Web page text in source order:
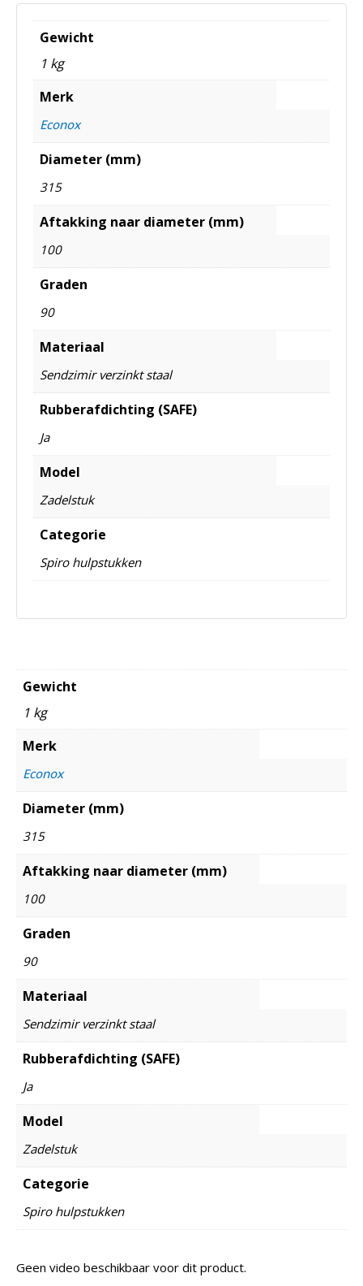
Gewicht
1 kg
Merk
Econox
Diameter (mm)
315
Aftakking naar diameter (mm)
100
Graden
90
Materiaal
Sendzimir verzinkt staal
Rubberafdichting (SAFE)
Ja
Model
Zadelstuk
Categorie
Spiro hulpstukken
Gewicht
1 kg
Merk
Econox
Diameter (mm)
315
Aftakking naar diameter (mm)
100
Graden
90
Materiaal
Sendzimir verzinkt staal
Rubberafdichting (SAFE)
Ja
Model
Zadelstuk
Categorie
Spiro hulpstukken
Geen video beschikbaar voor dit product.